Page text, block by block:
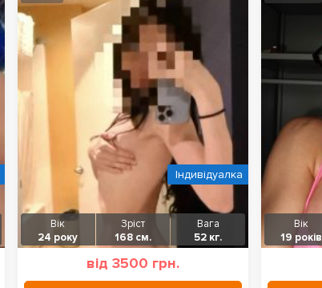
Вік
24 року
Зріст
168 см.
Вага
52 кг.
від 3500 грн.
Індивідуалка
Вік
19 років